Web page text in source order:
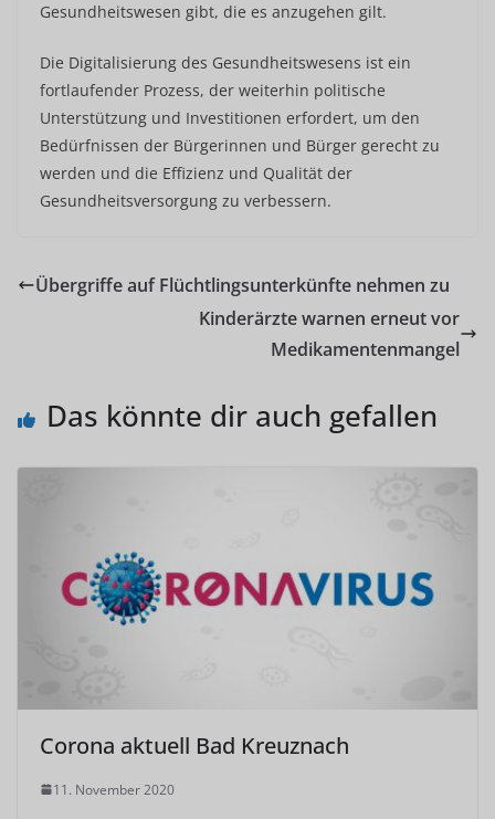
Gesundheitswesen gibt, die es anzugehen gilt.
Die Digitalisierung des Gesundheitswesens ist ein
fortlaufender Prozess, der weiterhin politische
Unterstützung und Investitionen erfordert, um den
Bedürfnissen der Bürgerinnen und Bürger gerecht zu
werden und die Effizienz und Qualität der
Gesundheitsversorgung zu verbessern.
Übergriffe auf Flüchtlingsunterkünfte nehmen zu
Kinderärzte warnen erneut vor
Medikamentenmangel
Das könnte dir auch gefallen
Corona aktuell Bad Kreuznach
11. November 2020